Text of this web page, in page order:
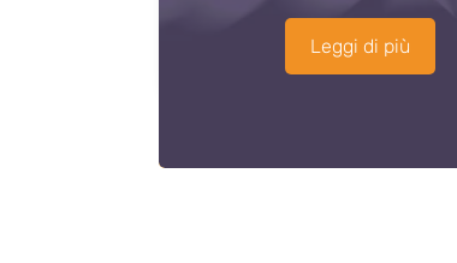
Leggi di più